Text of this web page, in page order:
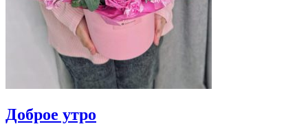
Доброе утро